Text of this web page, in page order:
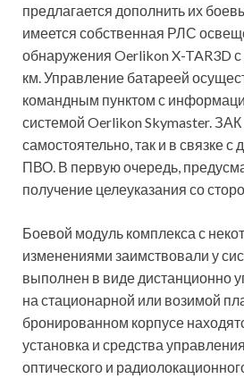
предлагается дополнить их
имеется собственная РЛС
обнаружения Oerlikon X-TAR3D
км. Управление батареей
командным пунктом с
системой Oerlikon Skymaster. ЗАК
самостоятельно, так и в связке с
ПВО. В первую очередь,
получение целеуказания со
Боевой модуль комплекса с
изменениями заимствовали у
выполнен в виде дистанционно
на стационарной или возимой
бронированном корпусе
установка и средства
оптического и